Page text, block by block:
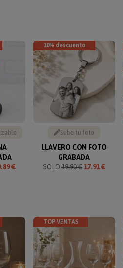
€
10% descuento
Sube tu foto
LLAVERO CON FOTO
GRABADA
SOLO 19.90 €17.91 €
TOP VENTAS